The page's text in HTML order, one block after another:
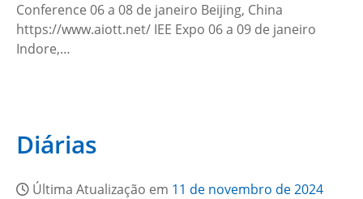
Conference 06 a 08 de janeiro Beijing, China
https://www.aiott.net/ IEE Expo 06 a 09 de janeiro
Indore,…
Diárias
Última Atualização em 11 de novembro de 2024